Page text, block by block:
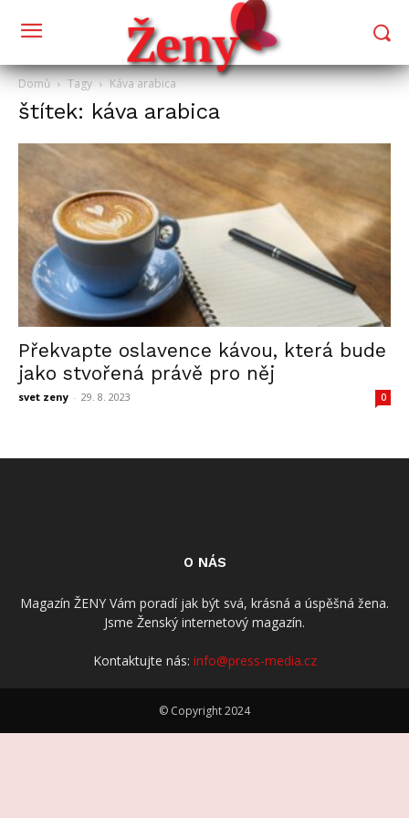
Domů Tagy Káva arabica
štítek: káva arabica
Překvapte oslavence kávou, která bude
jako stvořená právě pro něj
svet zeny - 29. 8. 2023 0
O NÁS
Magazín ŽENY Vám poradí jak být svá, krásná a úspěšná žena.
Jsme Ženský internetový magazín.
Kontaktujte nás: info@press-media.cz
© Copyright 2024